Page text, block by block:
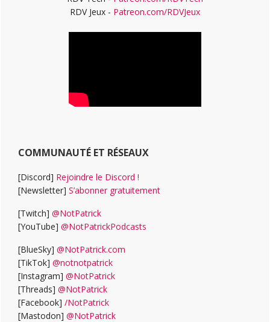
RDV Jeux - Patreon.com/RDVJeux
COMMUNAUTÉ ET RÉSEAUX
[Discord] Rejoindre le Discord !
[Newsletter] S’abonner gratuitement
[Twitch] @NotPatrick
[YouTube] @NotPatrickPodcasts
[BlueSky] @NotPatrick.com
[TikTok] @notnotpatrick
[Instagram] @NotPatrick
[Threads] @NotPatrick
[Facebook] /NotPatrick
[Mastodon] @NotPatrick